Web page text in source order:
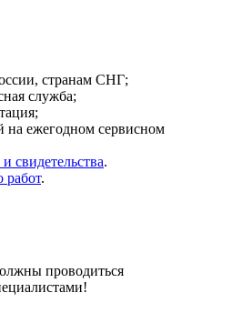
странам СНГ;
служба;
на ежегодном сервисном
свидетельства.
работ.
проводиться